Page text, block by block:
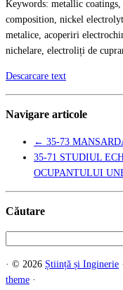
Keywords: metallic
composition, nickel
metalice, acoperiri
nichelare, electroliți de
Descarcare text
Navigare articole
← 35-73
35-71 STUDIUL
OCUPANTULUI
Căutare
· © 2026 Știință și Inginerie ·
theme ·